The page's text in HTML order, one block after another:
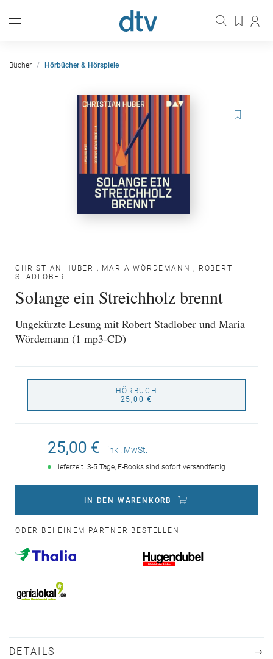
Bücher Hörbücher & Hörspiele
CHRISTIAN HUBER , MARIA WÖRDEMANN , ROBERT
STADLOBER
Solange ein Streichholz brennt
Ungekürzte Lesung mit Robert Stadlober und Maria
Wördemann (1 mp3-CD)
HÖRBUCH
25,00 €
25,00 € inkl. MwSt.
Lieferzeit: 3-5 Tage, E-Books sind sofort versandfertig
IN DEN WARENKORB
ODER BEI EINEM PARTNER BESTELLEN
DETAILS